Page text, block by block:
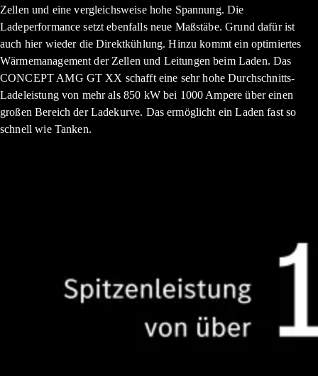
Zellen und eine vergleichsweise hohe Spannung. Die
Ladeperformance setzt ebenfalls neue Maßstäbe. Grund dafür ist
auch hier wieder die Direktkühlung. Hinzu kommt ein optimiertes
Wärmemanagement der Zellen und Leitungen beim Laden. Das
CONCEPT AMG GT XX schafft eine sehr hohe Durchschnitts-
Ladeleistung von mehr als 850 kW bei 1000 Ampere über einen
großen Bereich der Ladekurve. Das ermöglicht ein Laden fast so
schnell wie Tanken.